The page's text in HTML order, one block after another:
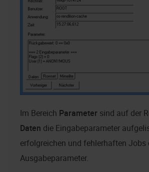
Im Bereich Parameter sind auf der
Daten die Eingabeparameter
erfolgreichen und fehlerhaften Jobs
Ausgabeparameter.